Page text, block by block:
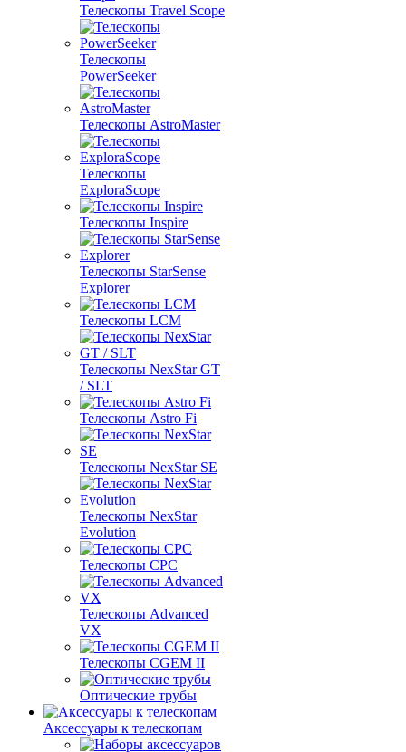
Телескопы Travel Scope
Телескопы
PowerSeeker
Телескопы AstroMaster
Телескопы
ExploraScope
Телескопы Inspire
Телескопы StarSense
Explorer
Телескопы LCM
Телескопы NexStar GT
/ SLT
Телескопы Astro Fi
Телескопы NexStar SE
Телескопы NexStar
Evolution
Телескопы CPC
Телескопы Advanced
VX
Телескопы CGEM II
Оптические трубы
Аксессуары к телескопам